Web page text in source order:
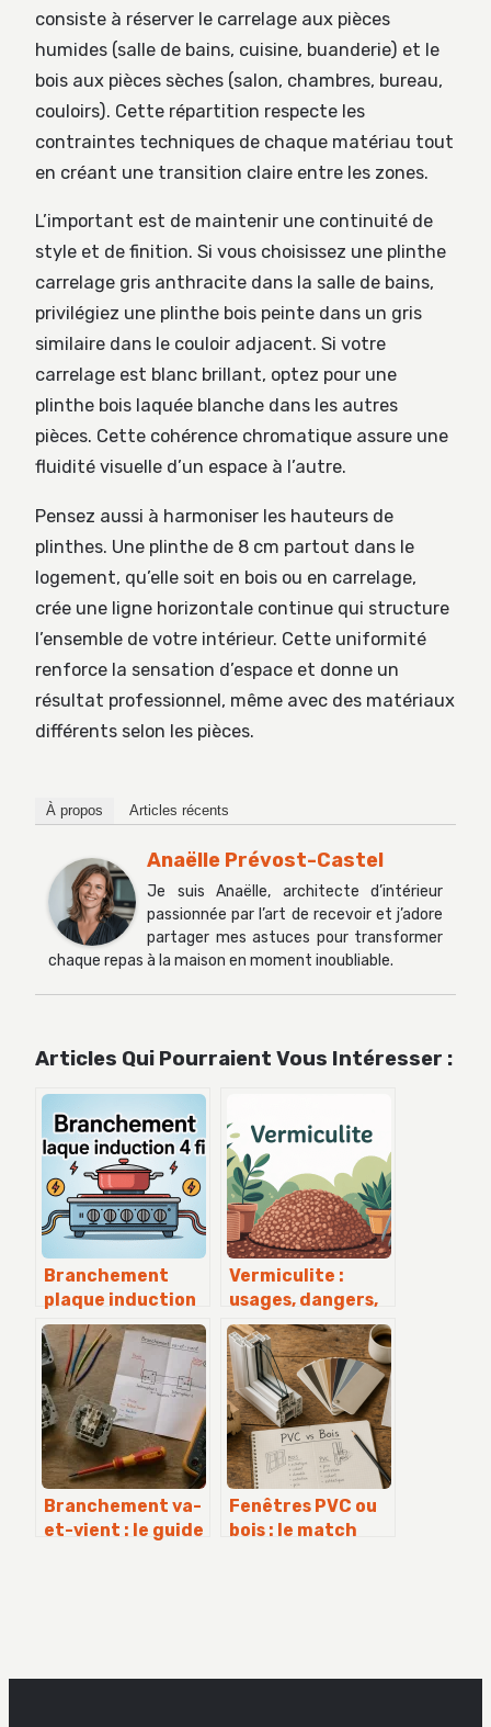
consiste à réserver le carrelage aux pièces
humides (salle de bains, cuisine, buanderie) et le
bois aux pièces sèches (salon, chambres, bureau,
couloirs). Cette répartition respecte les
contraintes techniques de chaque matériau tout
en créant une transition claire entre les zones.
L’important est de maintenir une continuité de
style et de finition. Si vous choisissez une plinthe
carrelage gris anthracite dans la salle de bains,
privilégiez une plinthe bois peinte dans un gris
similaire dans le couloir adjacent. Si votre
carrelage est blanc brillant, optez pour une
plinthe bois laquée blanche dans les autres
pièces. Cette cohérence chromatique assure une
fluidité visuelle d’un espace à l’autre.
Pensez aussi à harmoniser les hauteurs de
plinthes. Une plinthe de 8 cm partout dans le
logement, qu’elle soit en bois ou en carrelage,
crée une ligne horizontale continue qui structure
l’ensemble de votre intérieur. Cette uniformité
renforce la sensation d’espace et donne un
résultat professionnel, même avec des matériaux
différents selon les pièces.
À propos Articles récents
Anaëlle Prévost-Castel
Je suis Anaëlle, architecte d’intérieur
passionnée par l’art de recevoir et j’adore
partager mes astuces pour transformer
chaque repas à la maison en moment inoubliable.
Articles Qui Pourraient Vous Intéresser :
Branchement
plaque induction
4 fils : le guide
clair pour un
raccordement sûr
Vermiculite :
usages, dangers,
alternatives et
conseils pratiques
Branchement va-
et-vient : le guide
Fenêtres PVC ou
bois : le match